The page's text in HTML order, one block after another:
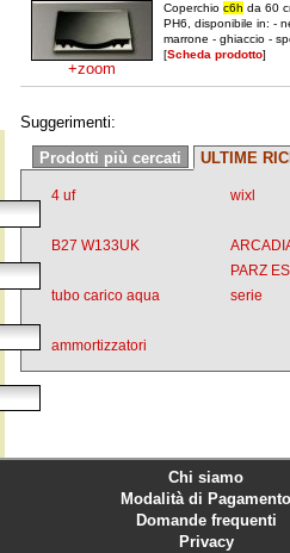
+zoom
Coperchio c6h da 60
PH6, disponibile in: -
marrone - ghiaccio -
[Scheda prodotto]
Suggerimenti:
Prodotti più cercati
ULTIME
4 uf wixl
B27 W133UK
PARZ
tubo carico aqua
serie
ammortizzatori
Chi siamo
Modalità di Pagamento
Domande frequenti
Privacy